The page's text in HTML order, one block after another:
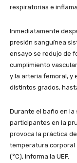
respiratorias e
Inmediatamente
presión sanguínea
ensayo se redujo de
cumplimiento
y la arteria femoral, y
distintos grados,
Durante el baño en la
participantes en la
provoca la práctica
temperatura corporal
(°C), informa la UEF.